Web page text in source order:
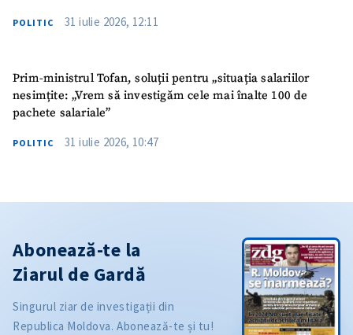
POLITIC 31 iulie 2026, 12:11
Prim-ministrul Tofan, soluții pentru „situația salariilor
nesimțite: „Vrem să investigăm cele mai înalte 100 de
pachete salariale”
POLITIC 31 iulie 2026, 10:47
Abonează-te la
Ziarul de Gardă
Singurul ziar de investigații din
Republica Moldova. Abonează-te și tu!